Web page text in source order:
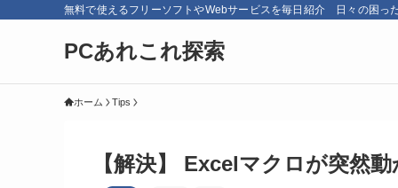
無料で使えるフリーソフトやWebサービスを毎日紹介 日々の困っ
PCあれこれ探索
ホーム Tips
【解決】 Excelマクロが突然